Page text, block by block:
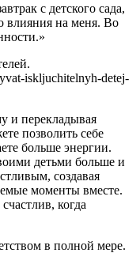
с детского сада,
влияния на меня. Во
и перекладывая
позволить себе
больше энергии.
детьми больше и
создавая
моменты вместе.
когда
в полной мере.